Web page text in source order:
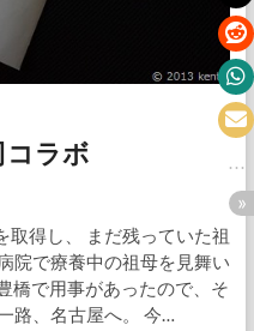
コラボ
取得し、 まだ残っていた祖
院で療養中の祖母を見舞い
橋で用事があったので、そ
路、名古屋へ。 今…